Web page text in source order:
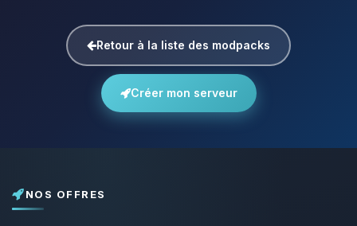
Retour à la liste des modpacks
Créer mon serveur
NOS OFFRES